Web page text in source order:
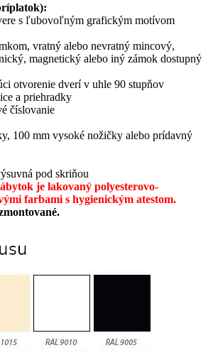
s ľubovoľným grafickým motívom
vratný alebo nevratný mincový,
magnetický alebo iný zámok dostupný
otvorenie dverí v uhle 90 stupňov
a priehradky
číslovanie
100 mm vysoké nožičky alebo prídavný
pod skriňou
je lakovaný polyesterovo-
farbami s hygienickým atestom.